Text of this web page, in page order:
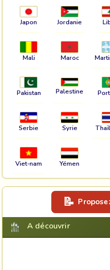
Japon Jordanie
Mali Maroc
Pakistan Palestine
Serbie Syrie
Viet-nam Yémen
A découvrir